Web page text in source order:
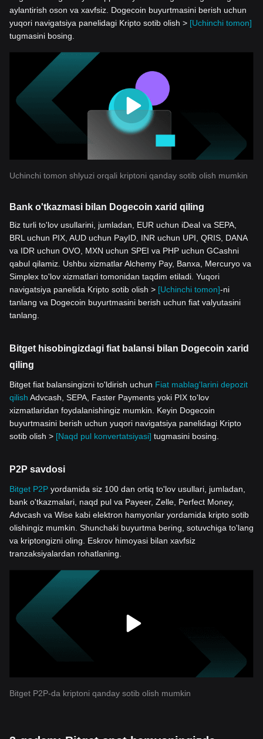
aylantirish oson va xavfsiz. Dogecoin buyurtmasini berish uchun
yuqori navigatsiya panelidagi Kripto sotib olish > [Uchinchi tomon]
tugmasini bosing.
Uchinchi tomon shlyuzi orqali kriptoni qanday sotib olish mumkin
Bank o'tkazmasi bilan Dogecoin xarid qiling
Biz turli to'lov usullarini, jumladan, EUR uchun iDeal va SEPA,
BRL uchun PIX, AUD uchun PayID, INR uchun UPI, QRIS, DANA
va IDR uchun OVO, MXN uchun SPEI va PHP uchun GCashni
qabul qilamiz. Ushbu xizmatlar Alchemy Pay, Banxa, Mercuryo va
Simplex to'lov xizmatlari tomonidan taqdim etiladi. Yuqori
navigatsiya panelida Kripto sotib olish > [Uchinchi tomon]-ni
tanlang va Dogecoin buyurtmasini berish uchun fiat valyutasini
tanlang.
Bitget hisobingizdagi fiat balansi bilan Dogecoin xarid
qiling
Bitget fiat balansingizni to'ldirish uchun Fiat mablag'larini depozit
qilish Advcash, SEPA, Faster Payments yoki PIX to'lov
xizmatlaridan foydalanishingiz mumkin. Keyin Dogecoin
buyurtmasini berish uchun yuqori navigatsiya panelidagi Kripto
sotib olish > [Naqd pul konvertatsiyasi] tugmasini bosing.
P2P savdosi
Bitget P2P yordamida siz 100 dan ortiq to'lov usullari, jumladan,
bank o'tkazmalari, naqd pul va Payeer, Zelle, Perfect Money,
Advcash va Wise kabi elektron hamyonlar yordamida kripto sotib
olishingiz mumkin. Shunchaki buyurtma bering, sotuvchiga to'lang
va kriptongizni oling. Eskrov himoyasi bilan xavfsiz
tranzaksiyalardan rohatlaning.
Bitget P2P-da kriptoni qanday sotib olish mumkin